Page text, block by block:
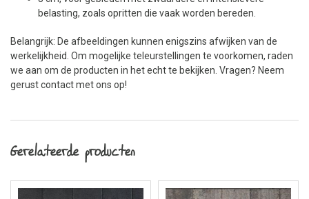
belasting, zoals opritten die vaak worden bereden.
Belangrijk: De afbeeldingen kunnen enigszins afwijken van de
werkelijkheid. Om mogelijke teleurstellingen te voorkomen, raden
we aan om de producten in het echt te bekijken. Vragen? Neem
gerust contact met ons op!
Gerelateerde producten